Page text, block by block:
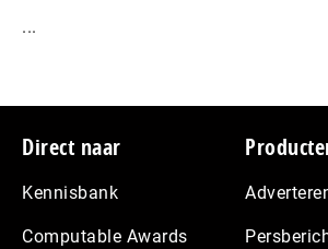
...
Footer
Direct naar
Kennisbank
Computable Awards